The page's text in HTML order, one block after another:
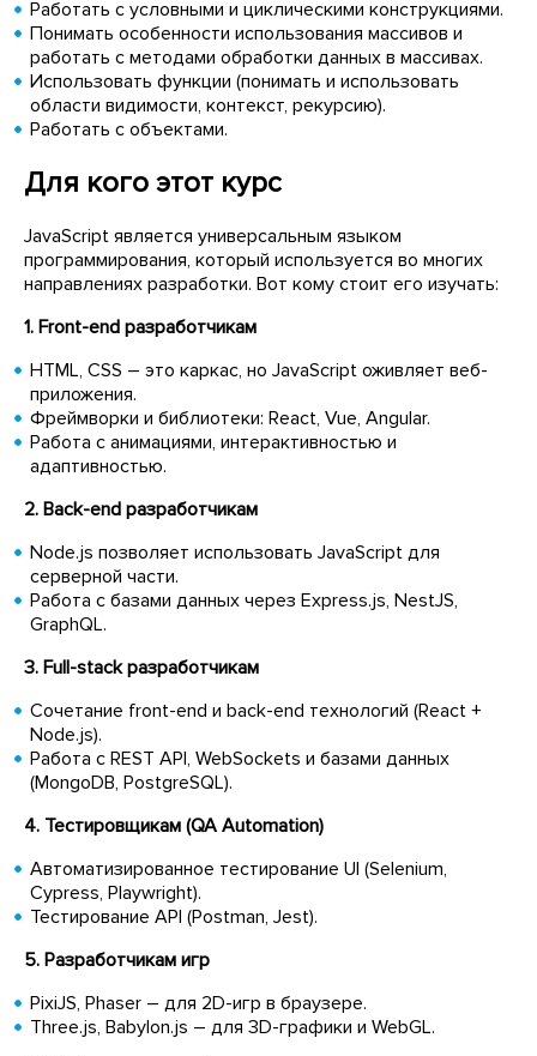
Работать с условными и циклическими конструкциями.
Понимать особенности использования массивов и
работать с методами обработки данных в массивах.
Использовать функции (понимать и использовать
области видимости, контекст, рекурсию).
Работать с объектами.
Для кого этот курс
JavaScript является универсальным языком
программирования, который используется во многих
направлениях разработки. Вот кому стоит его изучать:
1. Front-end разработчикам
HTML, CSS – это каркас, но JavaScript оживляет веб-
приложения.
Фреймворки и библиотеки: React, Vue, Angular.
Работа с анимациями, интерактивностью и
адаптивностью.
2. Back-end разработчикам
Node.js позволяет использовать JavaScript для
серверной части.
Работа с базами данных через Express.js, NestJS,
GraphQL.
3. Full-stack разработчикам
Сочетание front-end и back-end технологий (React +
Node.js).
Работа с REST API, WebSockets и базами данных
(MongoDB, PostgreSQL).
4. Тестировщикам (QA Automation)
Автоматизированное тестирование UI (Selenium,
Cypress, Playwright).
Тестирование API (Postman, Jest).
5. Разработчикам игр
PixiJS, Phaser – для 2D-игр в браузере.
Three.js, Babylon.js – для 3D-графики и WebGL.